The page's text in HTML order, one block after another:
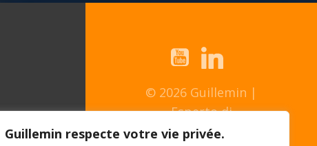
Guillemin respecte votre vie privée.
© 2026 Guillemin |
Esperto di
assemblaggio.